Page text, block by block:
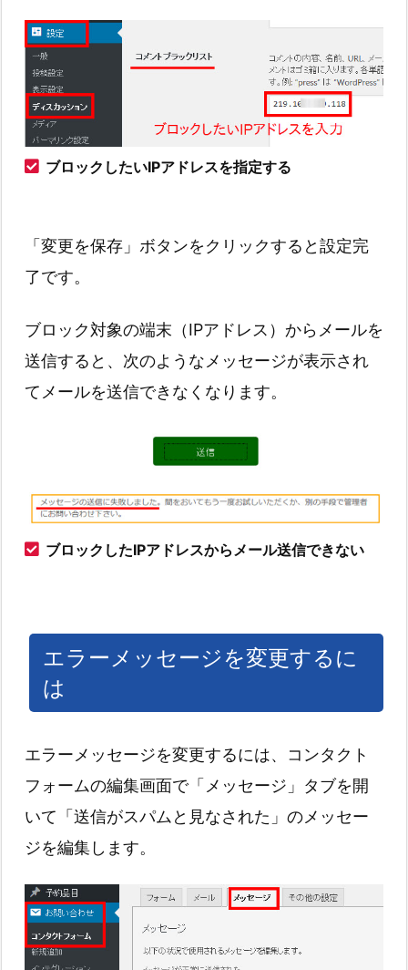
ブロックしたいIPアドレスを指定する
「変更を保存」ボタンをクリックすると設定完
了です。
ブロック対象の端末（IPアドレス）からメールを
送信すると、次のようなメッセージが表示され
てメールを送信できなくなります。
ブロックしたIPアドレスからメール送信できない
エラーメッセージを変更するに
は
エラーメッセージを変更するには、コンタクト
フォームの編集画面で「メッセージ」タブを開
いて「送信がスパムと見なされた」のメッセー
ジを編集します。